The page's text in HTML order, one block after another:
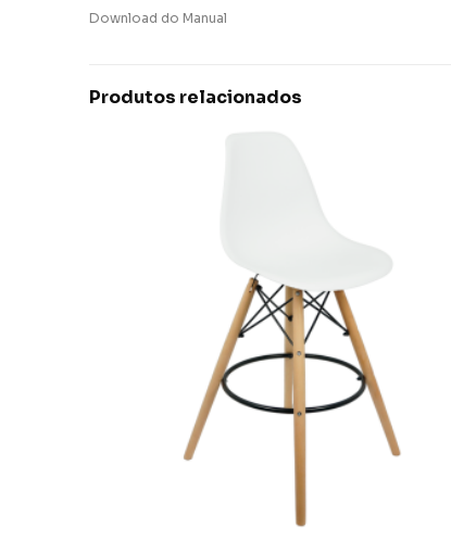
Download do Manual
Produtos relacionados